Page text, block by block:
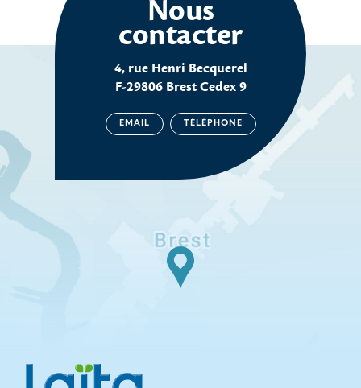
Nous
contacter
4, rue Henri Becquerel
F-29806 Brest Cedex 9
EMAIL TÉLÉPHONE